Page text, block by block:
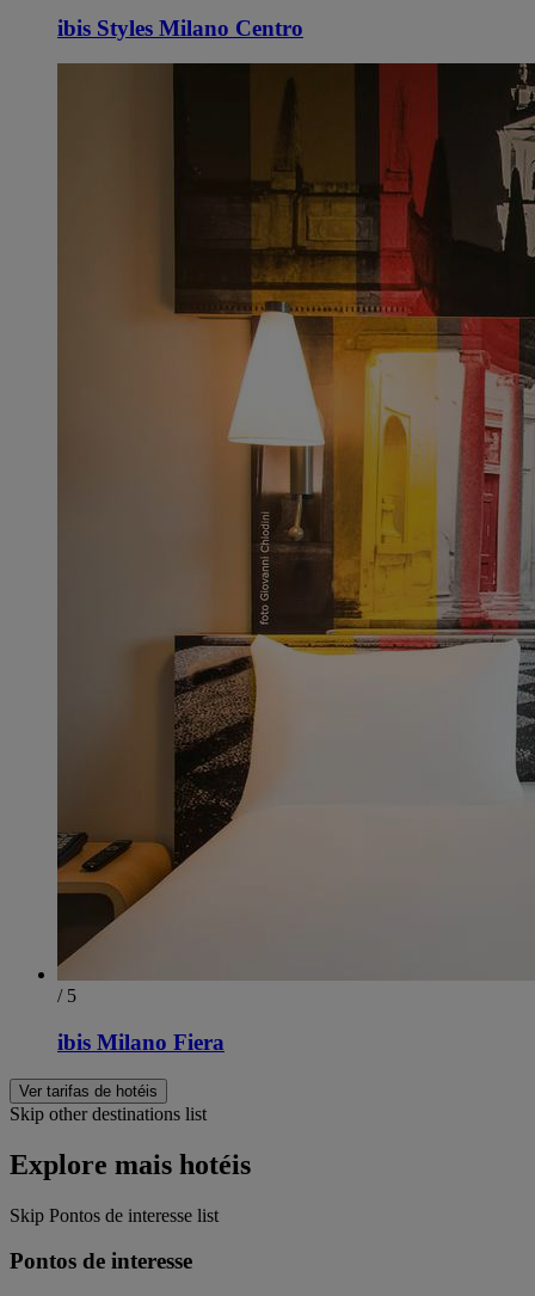
ibis Styles Milano Centro
/ 5
ibis Milano Fiera
Ver tarifas de hotéis
Skip other destinations list
Explore mais hotéis
Skip Pontos de interesse list
Pontos de interesse